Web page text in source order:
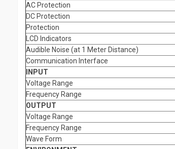
AC Protection
DC Protection
Protection
LCD Indicators
Audible Noise (at 1 Meter Distance)
Communication Interface
INPUT
Voltage Range
Frequency Range
OUTPUT
Voltage Range
Frequency Range
Wave Form